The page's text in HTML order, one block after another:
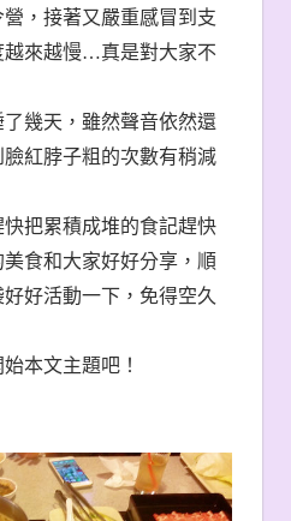
，接著又嚴重感冒到支
越來越慢…真是對大家不
幾天，雖然聲音依然還
紅脖子粗的次數有稍減
把累積成堆的食記趕快
食和大家好好分享，順
好活動一下，免得空久
本文主題吧！